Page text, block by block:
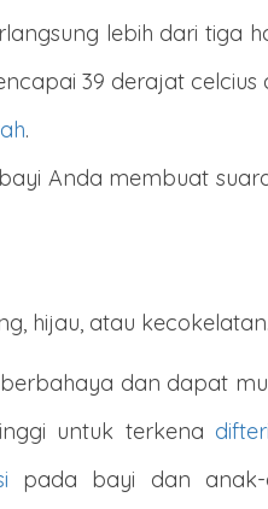
lebih dari tiga
39 derajat celcius
.
Anda membuat
hijau, atau kecokelatan.
dan dapat
untuk terkena difteri
pada bayi dan